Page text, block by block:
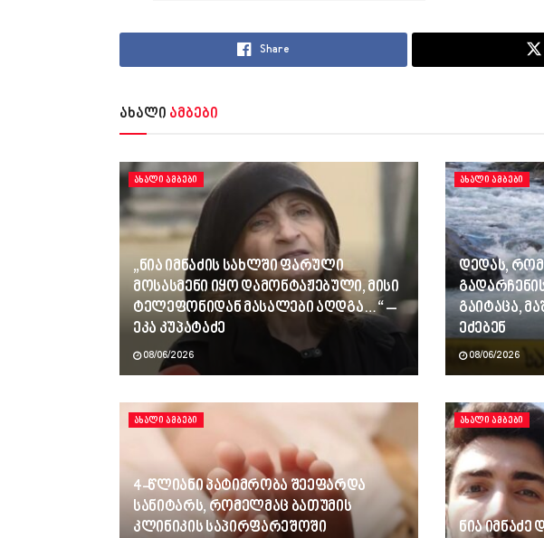
Share
ახალი ამბები
ᲐᲮᲐᲚᲘ ᲐᲛᲑᲔᲑᲘ
„ნია იმნაძის სახლში ფარული
მოსასმენი იყო დამონტაჟებული, მისი
ტელეფონიდან მასალები აღდგა…“ –
ეკა კუპატაძე
08/06/2026
ᲐᲮᲐᲚᲘ ᲐᲛᲑᲔᲑᲘ
დედას,
გაიტაცა,
ეძებენ
08/06/2026
ᲐᲮᲐᲚᲘ ᲐᲛᲑᲔᲑᲘ
4-წლიანი პატიმრობა შეეფარდა
სანიტარს, რომელმაც ბათუმის
კლინიკის საპირფარეშოში
ᲐᲮᲐᲚᲘ ᲐᲛᲑᲔᲑᲘ
ნია იმნაძე